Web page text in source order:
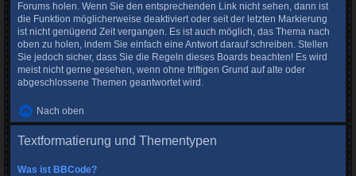
Forums holen. Wenn Sie den entsprechenden Link nicht sehen, dann ist
die Funktion möglicherweise deaktiviert oder seit der letzten Markierung
ist nicht genügend Zeit vergangen. Es ist auch möglich, das Thema nach
oben zu holen, indem Sie einfach eine Antwort darauf schreiben. Stellen
Sie jedoch sicher, dass Sie die Regeln dieses Boards beachten! Es wird
meist nicht gerne gesehen, wenn ohne triftigen Grund auf alte oder
abgeschlossene Themen geantwortet wird.
Nach oben
Textformatierung und Thementypen
Was ist BBCode?